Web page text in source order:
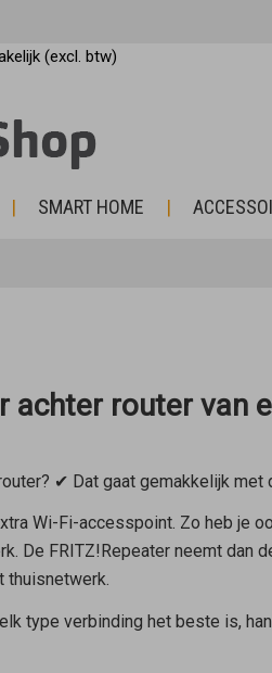
(excl. btw)
SMART HOME
achter router van
✔ Dat gaat gemakkelijk
Wi-Fi-accesspoint. Zo heb je
De FRITZ!Repeater neemt dan
thuisnetwerk.
type verbinding het beste is,